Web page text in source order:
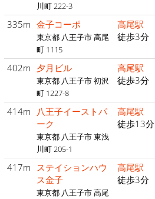
川町 222-3
335m 金子コーポ
東京都 八王子市 高尾
町 1115
高尾駅
徒歩3分
402m 夕月ビル
東京都 八王子市 初沢
町 1227-8
高尾駅
徒歩3分
414m
八王子イーストパ
ーク
東京都 八王子市 東浅
川町 205-1
高尾駅
徒歩13分
417m ステイションハウ
ス金子
東京都 八王子市 高尾
高尾駅
徒歩3分